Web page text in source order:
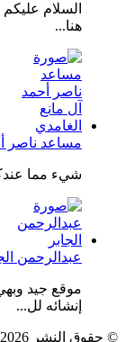
السلام
هنا...
مساعد ناصر
شيء مما
عبدالرحمن
موقع جيد
إنشائه لل...
© حقوق النشر 2026، جميع الحقوق محفوظة لصاحب الموقع